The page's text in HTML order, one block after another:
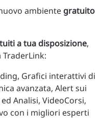
ambiente gratuito
a tua disposizione,
Grafici interattivi di
avanzata, Alert sui
Analisi, VideoCorsi,
con i migliori esperti